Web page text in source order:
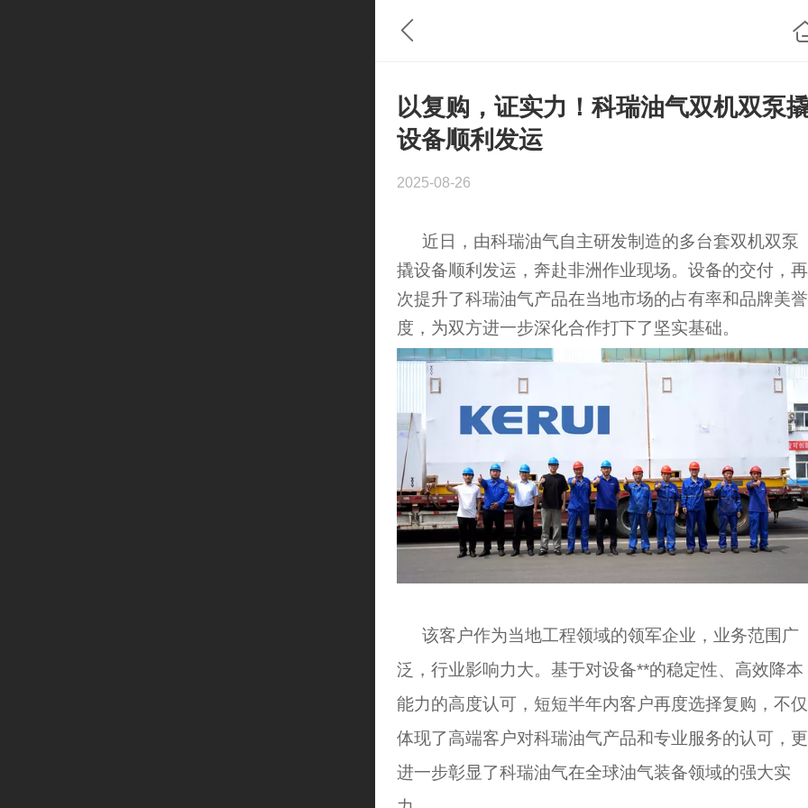
以复购，证实力！科瑞油气双机双泵
设备顺利发运
2025-08-26
近日，由科瑞油气自主研发制造的多台套双机双泵
撬设备顺利发运，奔赴非洲作业现场。设备的交付，再
次提升了科瑞油气产品在当地市场的占有率和品牌美誉
度，为双方进一步深化合作打下了坚实基础。
该客户作为当地工程领域的领军企业，业务范围广
泛，行业影响力大。基于对设备**的稳定性、高效降本
能力的高度认可，短短半年内客户再度选择复购，不仅
体现了高端客户对科瑞油气产品和专业服务的认可，更
进一步彰显了科瑞油气在全球油气装备领域的强大实